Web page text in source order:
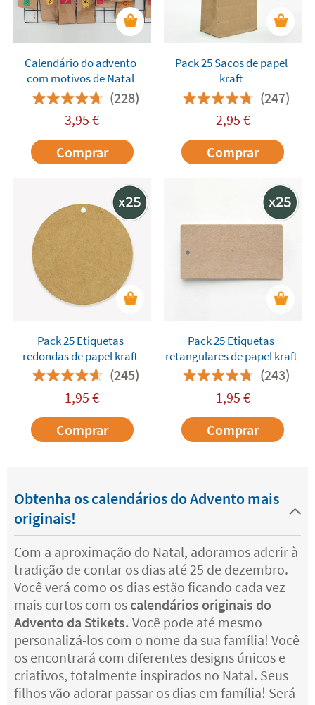
Calendário do advento
com motivos de Natal
(228)
3,95 €
Comprar
Pack 25 Sacos de papel
kraft
(247)
2,95 €
Comprar
Pack 25 Etiquetas
redondas de papel kraft
(245)
1,95 €
Comprar
Pack 25 Etiquetas
retangulares de papel kraft
(243)
1,95 €
Comprar
Obtenha os calendários do Advento mais
originais!
Com a aproximação do Natal, adoramos aderir à
tradição de contar os dias até 25 de dezembro.
Você verá como os dias estão ficando cada vez
mais curtos com os calendários originais do
Advento da Stikets. Você pode até mesmo
personalizá-los com o nome da sua família! Você
os encontrará com diferentes designs únicos e
criativos, totalmente inspirados no Natal. Seus
filhos vão adorar passar os dias em família! Será